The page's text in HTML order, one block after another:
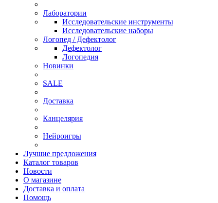
Лаборатории
Исследовательские инструменты
Исследовательские наборы
Логопед / Дефектолог
Дефектолог
Логопедия
Новинки
SALE
Доставка
Канцелярия
Нейроигры
Лучшие предложения
Каталог товаров
Новости
О магазине
Доставка и оплата
Помощь